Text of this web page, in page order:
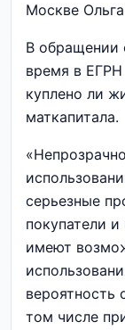
Москве
В обращении
время в
куплено ли
маткапитала.
серьезные
покупатели
имеют
вероятность
том числе